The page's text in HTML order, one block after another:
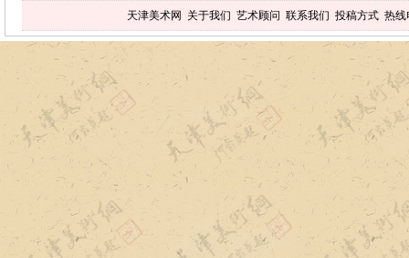
天津美术网 关于我们 艺术顾问 联系我们 投稿方式 热线